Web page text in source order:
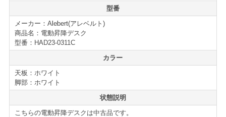
す。メモリー機能付きのため、お好みの高さを登録する
事で、ボタン1つで所定の高さに変更する事も可能です。
天板奥には通常のデスクと同様に配線ホールを設けてい
ます。壁面設置やコード類が多い場合にも美観を損ねる
事無くご使用頂けます。
天板下にはオプションの引き出しが装備されており、小
物や書類等を収納する事が出来ます。
型番
メーカー：Alebert(アレベルト)
商品名：電動昇降デスク
型番：HAD23-0311C
カラー
天板：ホワイト
脚部：ホワイト
状態説明
こちらの電動昇降デスクは中古品です。